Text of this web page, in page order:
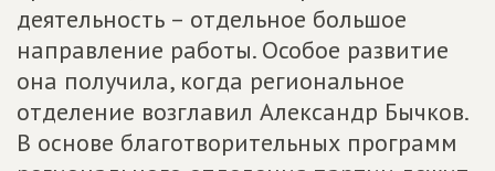
деятельность – отдельное большое
направление работы. Особое развитие
она получила, когда региональное
отделение возглавил Александр Бычков.
В основе благотворительных программ